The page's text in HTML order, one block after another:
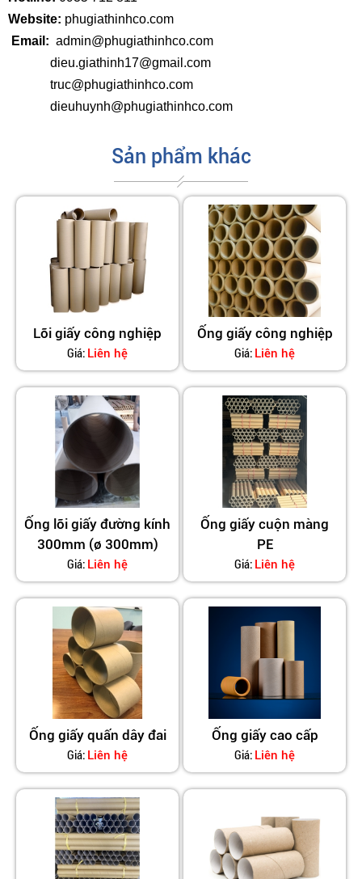
Website: phugiathinhco.com
Email: admin@phugiathinhco.com
dieu.giathinh17@gmail.com
truc@phugiathinhco.com
dieuhuynh@phugiathinhco.com
Sản phẩm khác
Lõi giấy công nghiệp
Giá: Liên hệ
Ống giấy công nghiệp
Giá: Liên hệ
Ống lõi giấy đường kính
300mm (ø 300mm)
Giá: Liên hệ
Ống giấy cuộn màng
PE
Giá: Liên hệ
Ống giấy quấn dây đai
Giá: Liên hệ
Ống giấy cao cấp
Giá: Liên hệ